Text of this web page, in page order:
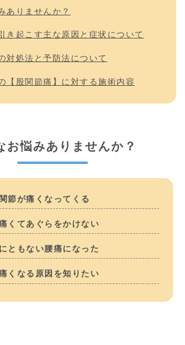
ありませんか？
き起こす主な原因と症状について
対処法と予防法について
【股関節痛】に対する施術内容
お悩みありませんか？
節が痛くなってくる
くてあぐらをかけない
ともない腰痛になった
くなる原因を知りたい